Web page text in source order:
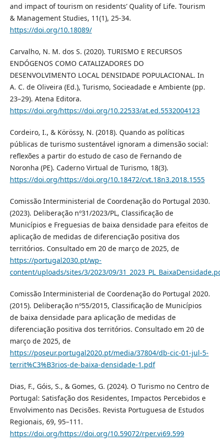
and impact of tourism on residents’ Quality of Life. Tourism
& Management Studies, 11(1), 25-34.
https://doi.org/10.18089/
Carvalho, N. M. dos S. (2020). TURISMO E RECURSOS
ENDÓGENOS COMO CATALIZADORES DO
DESENVOLVIMENTO LOCAL DENSIDADE POPULACIONAL. In
A. C. de Oliveira (Ed.), Turismo, Socieadade e Ambiente (pp.
23–29). Atena Editora.
https://doi.org/https://doi.org/10.22533/at.ed.5532004123
Cordeiro, I., & Körössy, N. (2018). Quando as políticas
públicas de turismo sustentável ignoram a dimensão social:
reflexões a partir do estudo de caso de Fernando de
Noronha (PE). Caderno Virtual de Turismo, 18(3).
https://doi.org/https://doi.org/10.18472/cvt.18n3.2018.1555
Comissão Interministerial de Coordenação do Portugal 2030.
(2023). Deliberação nº31/2023/PL, Classificação de
Municípios e Freguesias de baixa densidade para efeitos de
aplicação de medidas de diferenciação positiva dos
territórios. Consultado em 20 de março de 2025, de
https://portugal2030.pt/wp-
content/uploads/sites/3/2023/09/
Comissão Interministerial de Coordenação do Portugal 2020.
(2015). Deliberação nº55/2015, Classificação de Municípios
de baixa densidade para aplicação de medidas de
diferenciação positiva dos territórios. Consultado em 20 de
março de 2025, de
https://poseur.portugal2020.pt/media/37804/db-cic-01-jul-5-
territ%C3%B3rios-de-baixa-densidade-1.pdf
Dias, F., Góis, S., & Gomes, G. (2024). O Turismo no Centro de
Portugal: Satisfação dos Residentes, Impactos Percebidos e
Envolvimento nas Decisões. Revista Portuguesa de Estudos
Regionais, 69, 95–111.
https://doi.org/https://doi.org/10.59072/rper.vi69.599